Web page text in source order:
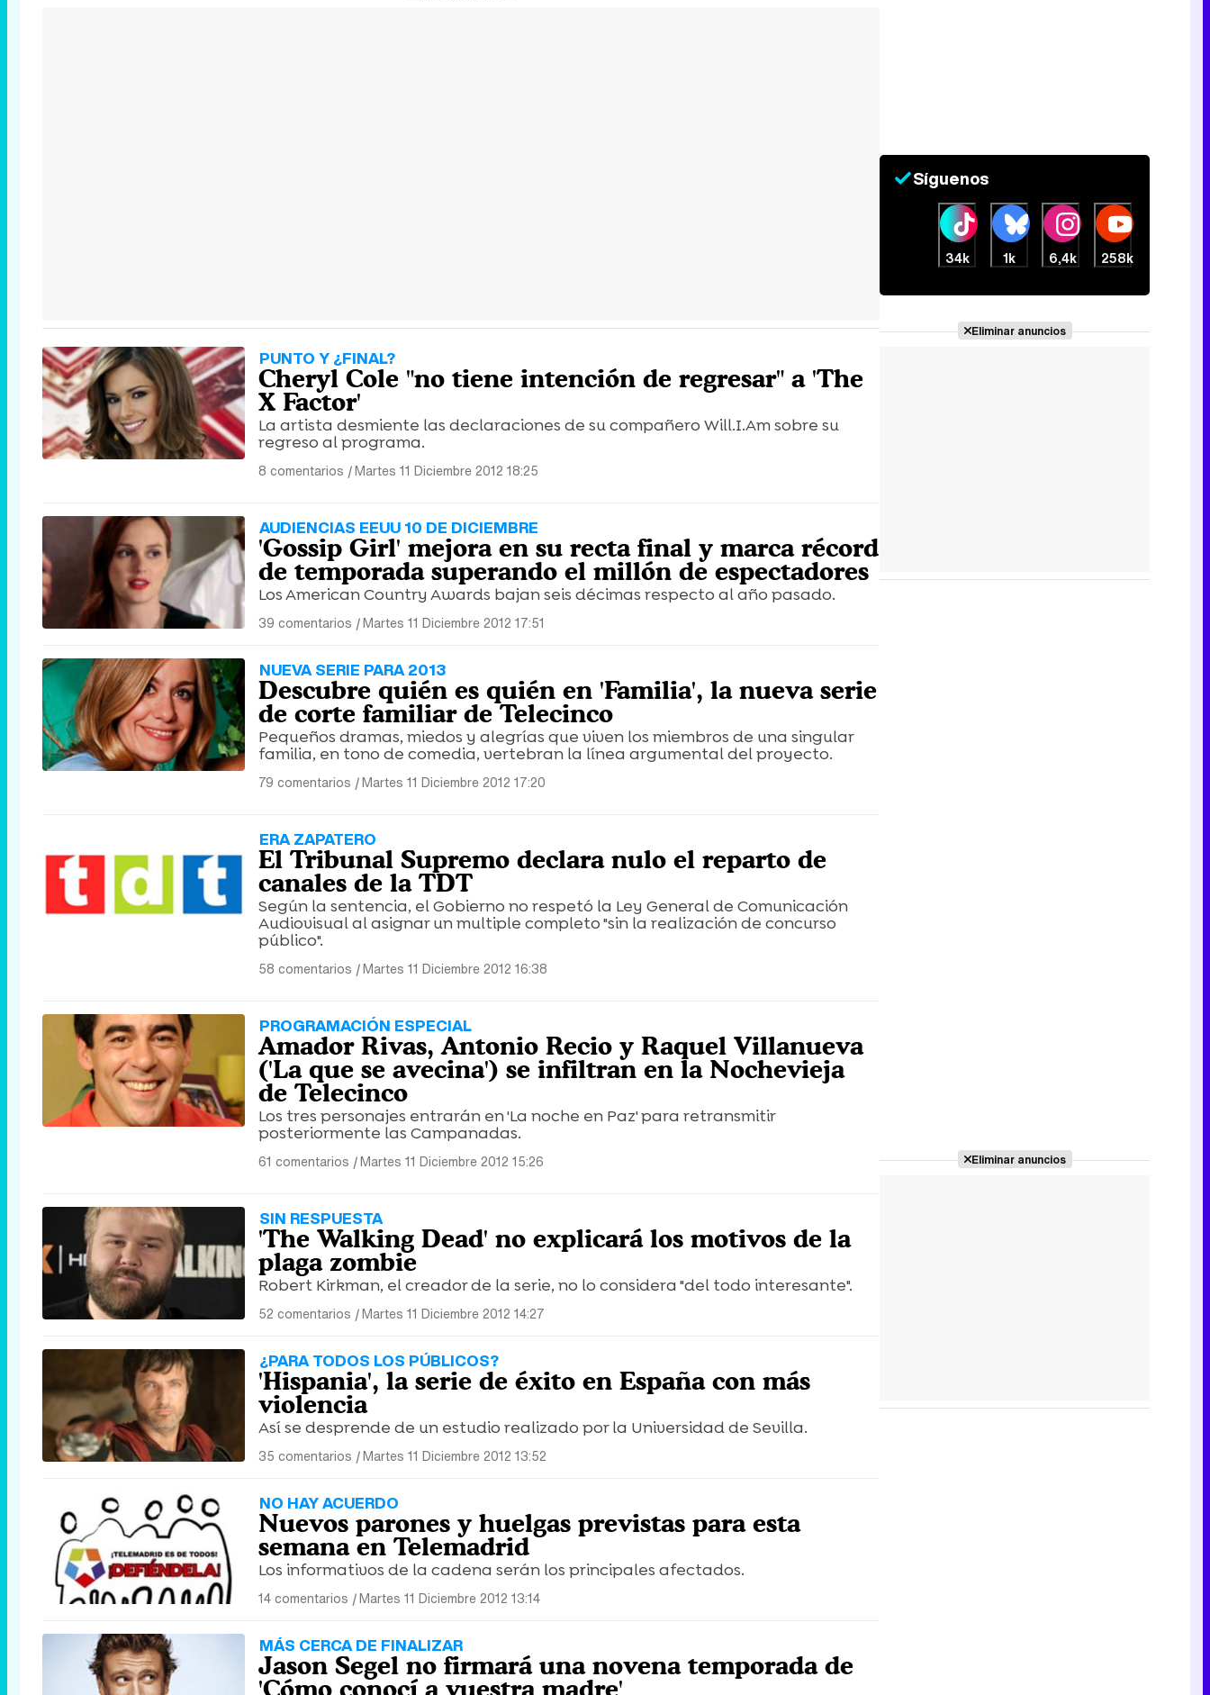
PUNTO Y ¿FINAL?
Cheryl Cole "no tiene intención de regresar" a 'The
X Factor'
La artista desmiente las declaraciones de su compañero Will.I.Am sobre su
regreso al programa.
8 comentarios |Martes 11 Diciembre 2012 18:25
AUDIENCIAS EEUU 10 DE DICIEMBRE
'Gossip Girl' mejora en su recta final y marca récord
de temporada superando el millón de espectadores
Los American Country Awards bajan seis décimas respecto al año pasado.
39 comentarios |Martes 11 Diciembre 2012 17:51
NUEVA SERIE PARA 2013
Descubre quién es quién en 'Familia', la nueva serie
de corte familiar de Telecinco
Pequeños dramas, miedos y alegrías que viven los miembros de una singular
familia, en tono de comedia, vertebran la línea argumental del proyecto.
79 comentarios |Martes 11 Diciembre 2012 17:20
ERA ZAPATERO
El Tribunal Supremo declara nulo el reparto de
canales de la TDT
Según la sentencia, el Gobierno no respetó la Ley General de Comunicación
Audiovisual al asignar un multiple completo "sin la realización de concurso
público".
58 comentarios |Martes 11 Diciembre 2012 16:38
PROGRAMACIÓN ESPECIAL
Amador Rivas, Antonio Recio y Raquel Villanueva
('La que se avecina') se infiltran en la Nochevieja
de Telecinco
Los tres personajes entrarán en 'La noche en Paz' para retransmitir
posteriormente las Campanadas.
61 comentarios |Martes 11 Diciembre 2012 15:26
SIN RESPUESTA
'The Walking Dead' no explicará los motivos de la
plaga zombie
Robert Kirkman, el creador de la serie, no lo considera "del todo interesante".
52 comentarios |Martes 11 Diciembre 2012 14:27
¿PARA TODOS LOS PÚBLICOS?
'Hispania', la serie de éxito en España con más
violencia
Así se desprende de un estudio realizado por la Universidad de Sevilla.
35 comentarios |Martes 11 Diciembre 2012 13:52
NO HAY ACUERDO
Nuevos parones y huelgas previstas para esta
semana en Telemadrid
Los informativos de la cadena serán los principales afectados.
14 comentarios |Martes 11 Diciembre 2012 13:14
MÁS CERCA DE FINALIZAR
Jason Segel no firmará una novena temporada de
'Cómo conocí a vuestra madre'
Síguenos
34k 1k 6,4k 258k
Eliminar anuncios
Eliminar anuncios